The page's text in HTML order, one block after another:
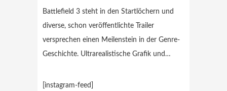
Battlefield 3 steht in den Startlöchern und
diverse, schon veröffentlichte Trailer
versprechen einen Meilenstein in der Genre-
Geschichte. Ultrarealistische Grafik und…
[instagram-feed]